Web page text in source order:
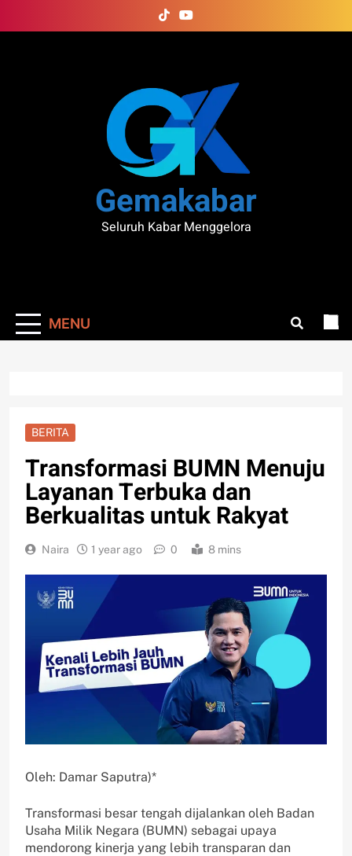
to
Gemakabar
Seluruh Kabar Menggelora
MENU
BERITA
Transformasi BUMN Menuju
Layanan Terbuka dan
Berkualitas untuk Rakyat
Naira 1 year ago 0 8 mins
Oleh: Damar Saputra)*
Transformasi besar tengah dijalankan oleh Badan
Usaha Milik Negara (BUMN) sebagai upaya
mendorong kinerja yang lebih transparan dan